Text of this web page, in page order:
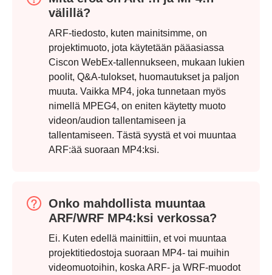
Vaihe 3.
välillä?
ARF-tiedosto, kuten mainitsimme, on
projektimuoto, jota käytetään pääasiassa
Ciscon WebEx-tallennukseen, mukaan lukien
poolit, Q&A-tulokset, huomautukset ja paljon
muuta. Vaikka MP4, joka tunnetaan myös
nimellä MPEG4, on eniten käytetty muoto
videon/audion tallentamiseen ja
tallentamiseen. Tästä syystä et voi muuntaa
ARF:ää suoraan MP4:ksi.
Onko mahdollista muuntaa
ARF/WRF MP4:ksi verkossa?
Ei. Kuten edellä mainittiin, et voi muuntaa
projektitiedostoja suoraan MP4- tai muihin
videomuotoihin, koska ARF- ja WRF-muodot